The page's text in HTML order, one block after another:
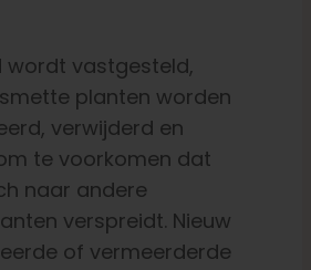
wordt vastgesteld,
planten worden
verwijderd en
te voorkomen dat
naar andere
verspreidt. Nieuw
of vermeerderde